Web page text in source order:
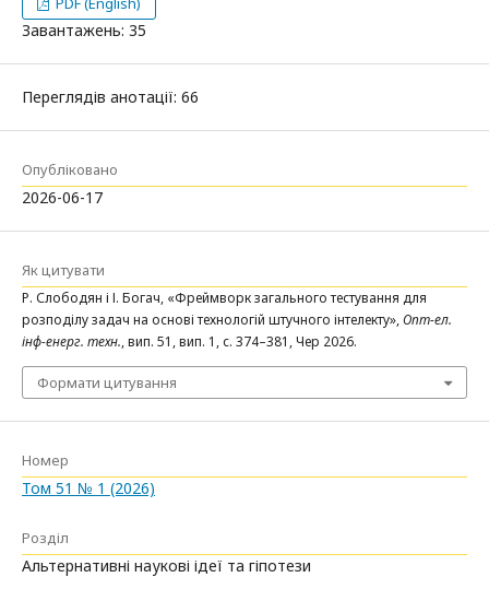
Завантажень: 35
Переглядів анотації: 66
Опубліковано
2026-06-17
Як цитувати
Р. Слободян і І. Богач, «Фреймворк загального тестування для
розподілу задач на основі технологій штучного інтелекту»,Опт-ел.
інф-енерг. техн., вип. 51, вип. 1, с. 374–381, Чер 2026.
Формати цитування
Номер
Том 51 № 1 (2026)
Розділ
Альтернативні наукові ідеї та гіпотези